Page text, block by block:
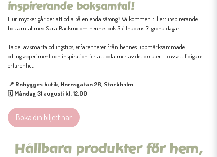
inspirerande boksamtal!
Hur mycket går det att odla på en enda säsong? Välkommen till ett inspirerande
boksamtal med Sara Bäckmo om hennes bok Skillnadens31 gröna dagar
Ta del av smarta odlingstips, erfarenheter från hennes uppmärksammade
odlingsexperiment och inspiration för att odla mer av det du äter – oavsett tidigare
erfarenhet.
📍 Robygges butik, Hornsgatan 28, Stockholm
🗓 Måndag 31 augusti kl. 12.00
Boka din biljett här
Hållbara produkter för hem,